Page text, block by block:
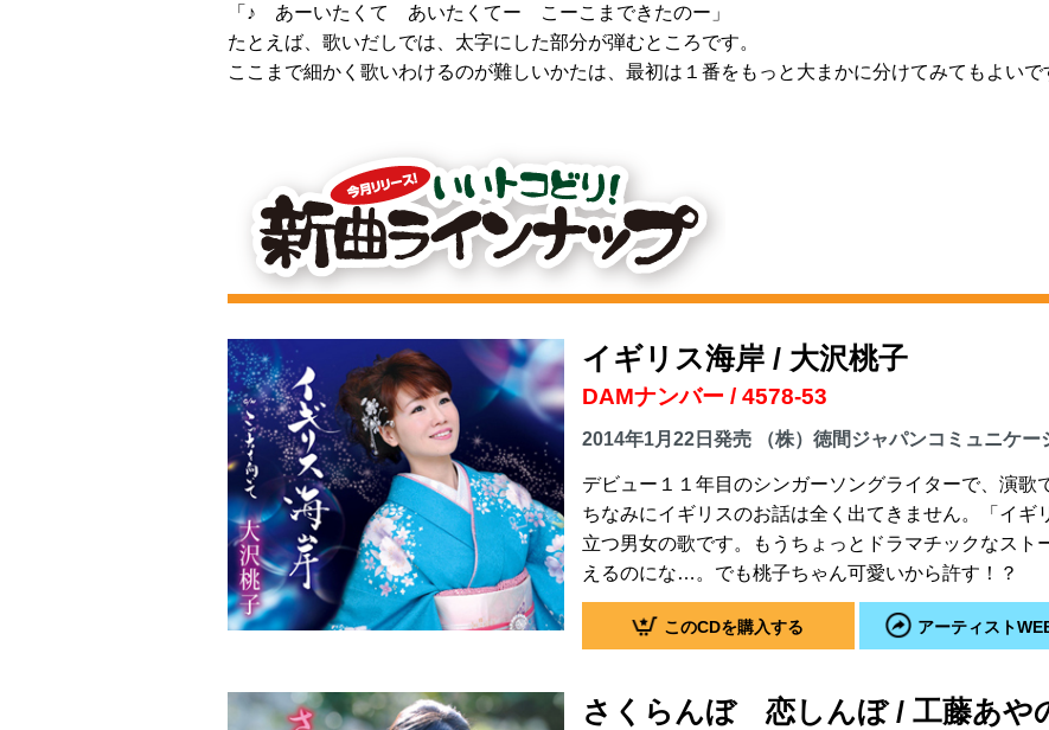
「♪ あーいたくて あいたくてー こーこまできたのー」
たとえば、歌いだしでは、太字にした部分が弾むところです。
ここまで細かく歌いわけるのが難しいかたは、最初は１番をもっと大まかに分けてみてもよい
イギリス海岸 / 大沢桃子
DAMナンバー / 4578-53
2014年1月22日発売 （株）徳間ジャパンコミュニケー
デビュー１１年目のシンガーソングライターで、演歌
ちなみにイギリスのお話は全く出てきません。「イギ
立つ男女の歌です。もうちょっとドラマチックなスト
えるのにな…。でも桃子ちゃん可愛いから許す！？
このCDを購入する アーティスト
さくらんぼ 恋しんぼ / 工藤あや